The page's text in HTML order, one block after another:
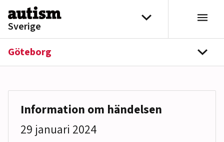
Hoppa till innehåll
Sverige
Välj distrikt
Göteborg
Information om händelsen
29 januari 2024